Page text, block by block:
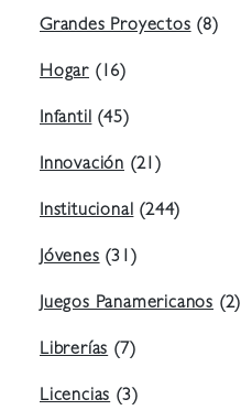
Grandes Proyectos(8)
Hogar (16)
Infantil(45)
Innovación (21)
Institucional(244)
Jóvenes(31)
Juegos Panamericanos (2)
Librerías(7)
Licencias(3)